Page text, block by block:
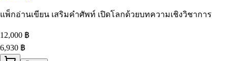
แพ็กอ่านเขียน เสริมคำศัพท์ เปิดโลกด้วยบทความเชิงวิชาการ
12,000 ฿
6,930 ฿